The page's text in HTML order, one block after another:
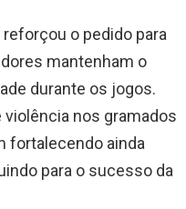
o pedido para
mantenham o
durante os jogos.
violência nos gramados
fortalecendo ainda
para o sucesso da